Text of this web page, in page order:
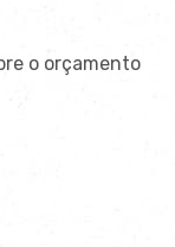
o orçamento